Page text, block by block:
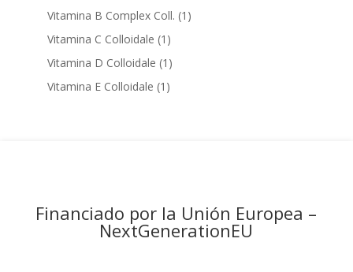
product
Vitamina B Complex Coll. 1 1
Vitamina C Colloidale 1 1
product
Vitamina D Colloidale 1 1
product
Vitamina E Colloidale 1 1
Financiado por la Unión Europea –
NextGenerationEU